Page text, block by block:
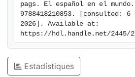
pags. El español en el mundo.
9788418210853. [consulted:
2026]. Available at:
https://hdl.handle.net/2445/
Estadístiques